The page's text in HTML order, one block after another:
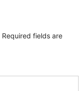
Required fields are